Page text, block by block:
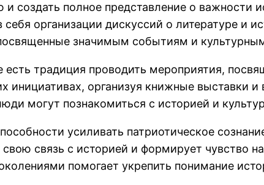
полное представление о важности
организации дискуссий о литературе и
значимым событиям и
есть традиция проводить мероприятия,
инициативах, организуя книжные выставки
могут познакомиться с историей и
усиливать патриотическое
связь с историей и формирует чувство
помогает укрепить понимание